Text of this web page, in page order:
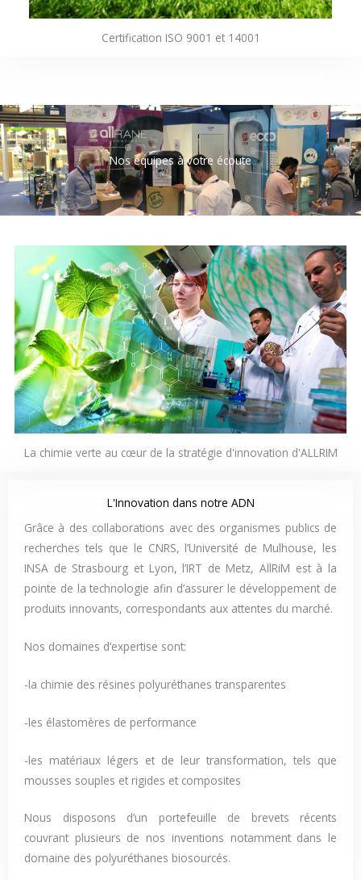
Certification ISO 9001 et 14001
Nos équipes à votre écoute
La chimie verte au cœur de la stratégie d'innovation d'ALLRIM
L'Innovation dans notre ADN
Grâce à des collaborations avec des organismes publics de
recherches tels que le CNRS, l’Université de Mulhouse, les
INSA de Strasbourg et Lyon, l’IRT de Metz, AllRiM est à la
pointe de la technologie afin d’assurer le développement de
produits innovants, correspondants aux attentes du marché.
Nos domaines d’expertise sont:
-la chimie des résines polyuréthanes transparentes
-les élastomères de performance
-les matériaux légers et de leur transformation, tels que
mousses souples et rigides et composites
Nous disposons d’un portefeuille de brevets récents
couvrant plusieurs de nos inventions notamment dans le
domaine des polyuréthanes biosourcés.